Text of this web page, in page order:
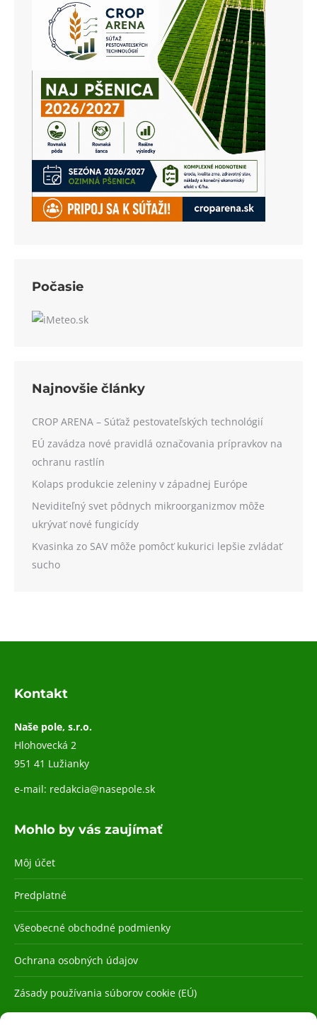
Počasie
Najnovšie články
CROP ARENA – Súťaž pestovateľských technológií
EÚ zavádza nové pravidlá označovania prípravkov na
ochranu rastlín
Kolaps produkcie zeleniny v západnej Európe
Neviditeľný svet pôdnych mikroorganizmov môže
ukrývať nové fungicídy
Kvasinka zo SAV môže pomôcť kukurici lepšie zvládať
sucho
Kontakt
Naše pole, s.r.o.
Hlohovecká 2
951 41 Lužianky
e-mail: redakcia@nasepole.sk
Mohlo by vás zaujímať
Môj účet
Predplatné
Všeobecné obchodné podmienky
Ochrana osobných údajov
Zásady používania súborov cookie (EÚ)